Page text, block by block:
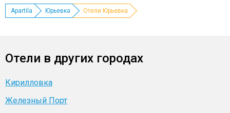
Apartila Юрьевка Отели Юрьевка
Отели в других городах
Кирилловка
Железный Порт